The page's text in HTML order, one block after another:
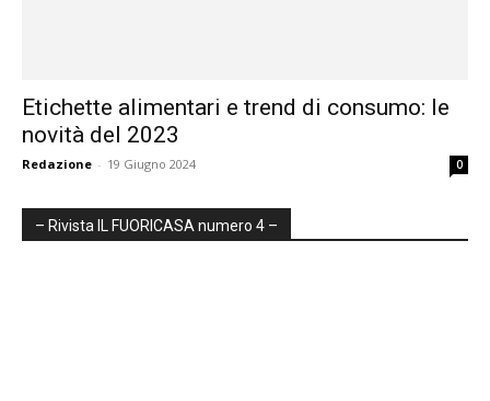
Etichette alimentari e trend di consumo: le
novità del 2023
Redazione - 19 Giugno 2024 0
– Rivista IL FUORICASA numero 4 –